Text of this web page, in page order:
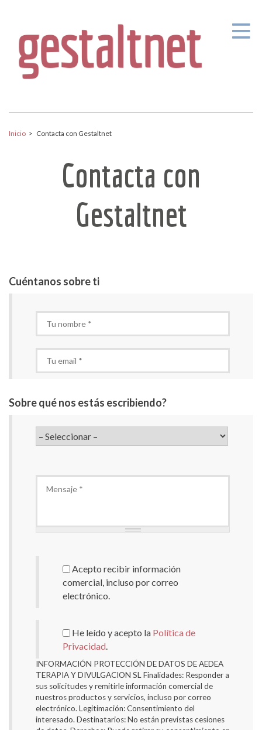
Inicio > Contacta con Gestaltnet
Contacta con
Gestaltnet
Cuéntanos sobre ti
Sobre qué nos estás escribiendo?
Asunto*
Acepto recibir información
comercial, incluso por correo
electrónico.
He leído y acepto la Política de
Privacidad
INFORMACIÓN PROTECCIÓN DE DATOS DE AEDEA
TERAPIA Y DIVULGACION SL Finalidades: Responder a
sus solicitudes y remitirle información comercial de
nuestros productos y servicios, incluso por correo
electrónico. Legitimación: Consentimiento del
interesado. Destinatarios: No están previstas cesiones